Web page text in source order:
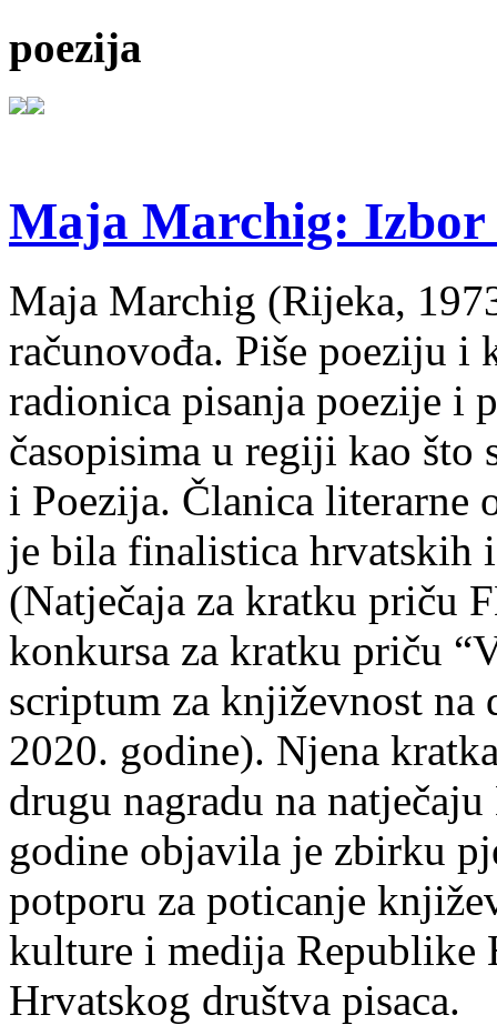
poezija
Maja Marchig: Izbor
Maja Marchig (Rijeka,
računovođa. Piše poeziju i
radionica pisanja poezije i
časopisima u regiji kao što
i Poezija. Članica literarne
je bila finalistica hrvatskih
(Natječaja za kratku priču
konkursa za kratku priču
scriptum za književnost na
2020. godine). Njena
drugu nagradu na
godine objavila je zbirku
potporu za poticanje
kulture i medija Republike
Hrvatskog društva pisaca.